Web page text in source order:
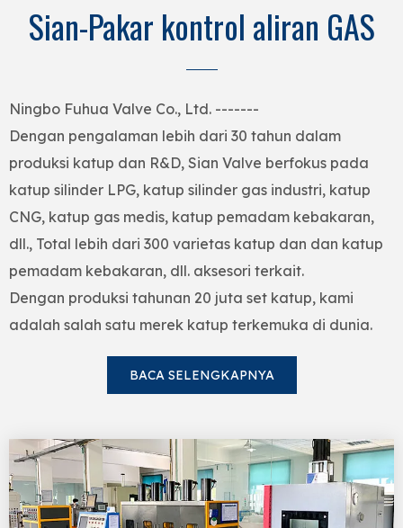
Sian-Pakar kontrol aliran GAS
Ningbo Fuhua Valve Co., Ltd. -------
Dengan pengalaman lebih dari 30 tahun dalam
produksi katup dan R&D, Sian Valve berfokus pada
katup silinder LPG, katup silinder gas industri, katup
CNG, katup gas medis, katup pemadam kebakaran,
dll., Total lebih dari 300 varietas katup dan dan katup
pemadam kebakaran, dll. aksesori terkait.
Dengan produksi tahunan 20 juta set katup, kami
adalah salah satu merek katup terkemuka di dunia.
BACA SELENGKAPNYA